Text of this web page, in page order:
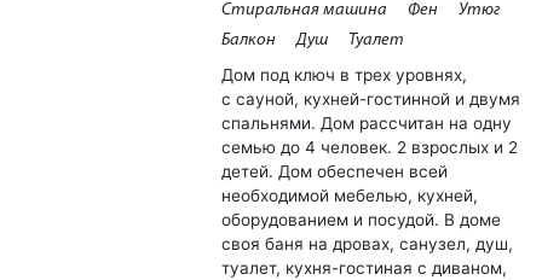
Стиральная машина
Фен
Утюг
Балкон
Душ Туалет
Дом под ключ в трех уровнях,
с сауной, кухней-гостинной и двумя
спальнями. Дом рассчитан на одну
семью до 4 человек. 2 взрослых и 2
детей. Дом обеспечен всей
необходимой мебелью, кухней,
оборудованием и посудой. В доме
своя баня на дровах, санузел, душ,
туалет, кухня-гостиная с диваном,